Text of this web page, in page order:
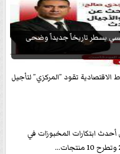
يسطر تاريخاً جديداً وضحى
الاقتصادية تقود ”المركزي” لتأجيل
ابتكارات المخبوزات في